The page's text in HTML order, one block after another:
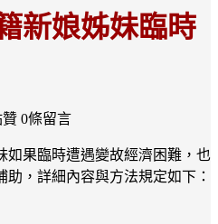
新娘姊妹臨時
贊 0條留言
如果臨時遭遇變故經濟困難，也
，詳細內容與方法規定如下：